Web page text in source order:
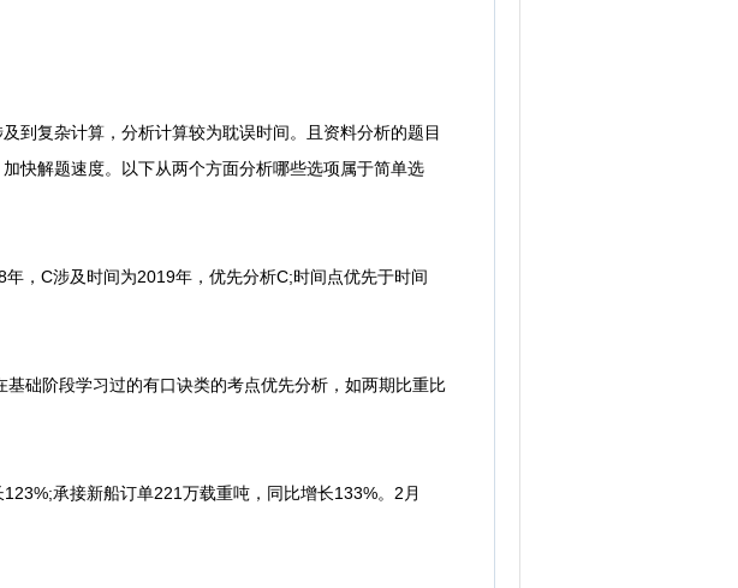
复杂计算，分析计算较为耽误时间。且资料分析的题目
快解题速度。以下从两个方面分析哪些选项属于简单选
，C涉及时间为2019年，优先分析C;时间点优先于时间
础阶段学习过的有口诀类的考点优先分析，如两期比重比
承接新船订单221万载重吨，同比增长133%。2月